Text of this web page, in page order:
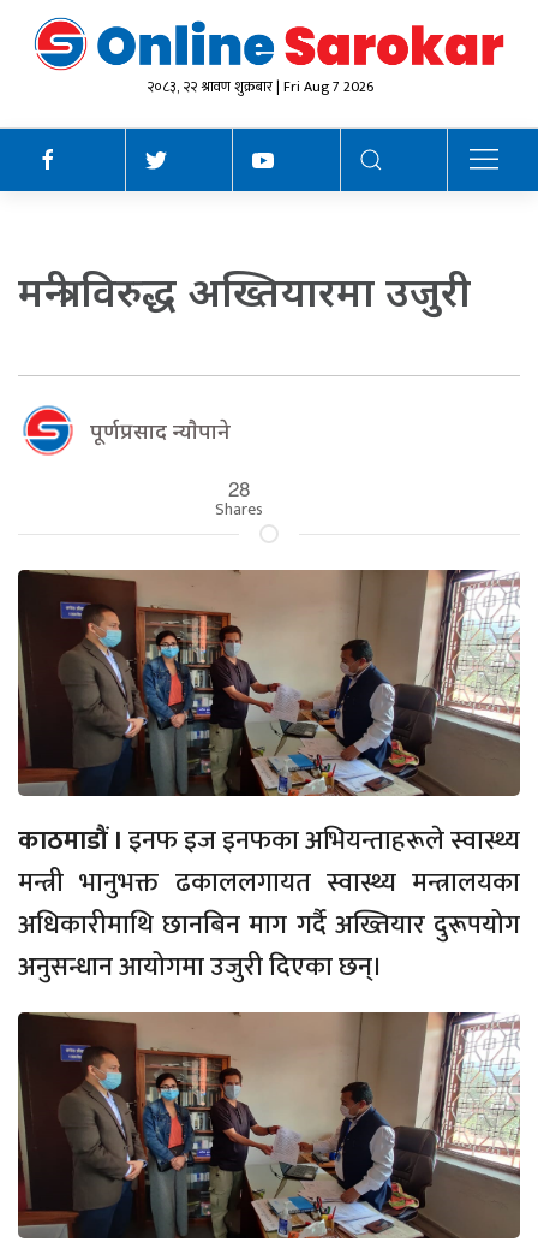
२०८३, २२ श्रावण शुक्रबार | Fri Aug 7 2026
मन्त्री विरुद्ध अख्तियारमा उजुरी
पूर्णप्रसाद न्याैपाने
28
Shares
काठमाडौं ।इनफ इज इनफका अभियन्ताहरूले स्वास्थ्य
मन्त्री भानुभक्त ढकाललगायत स्वास्थ्य मन्त्रालयका
अधिकारीमाथि छानबिन माग गर्दै अख्तियार दुरूपयोग
अनुसन्धान आयोगमा उजुरी दिएका छन्।